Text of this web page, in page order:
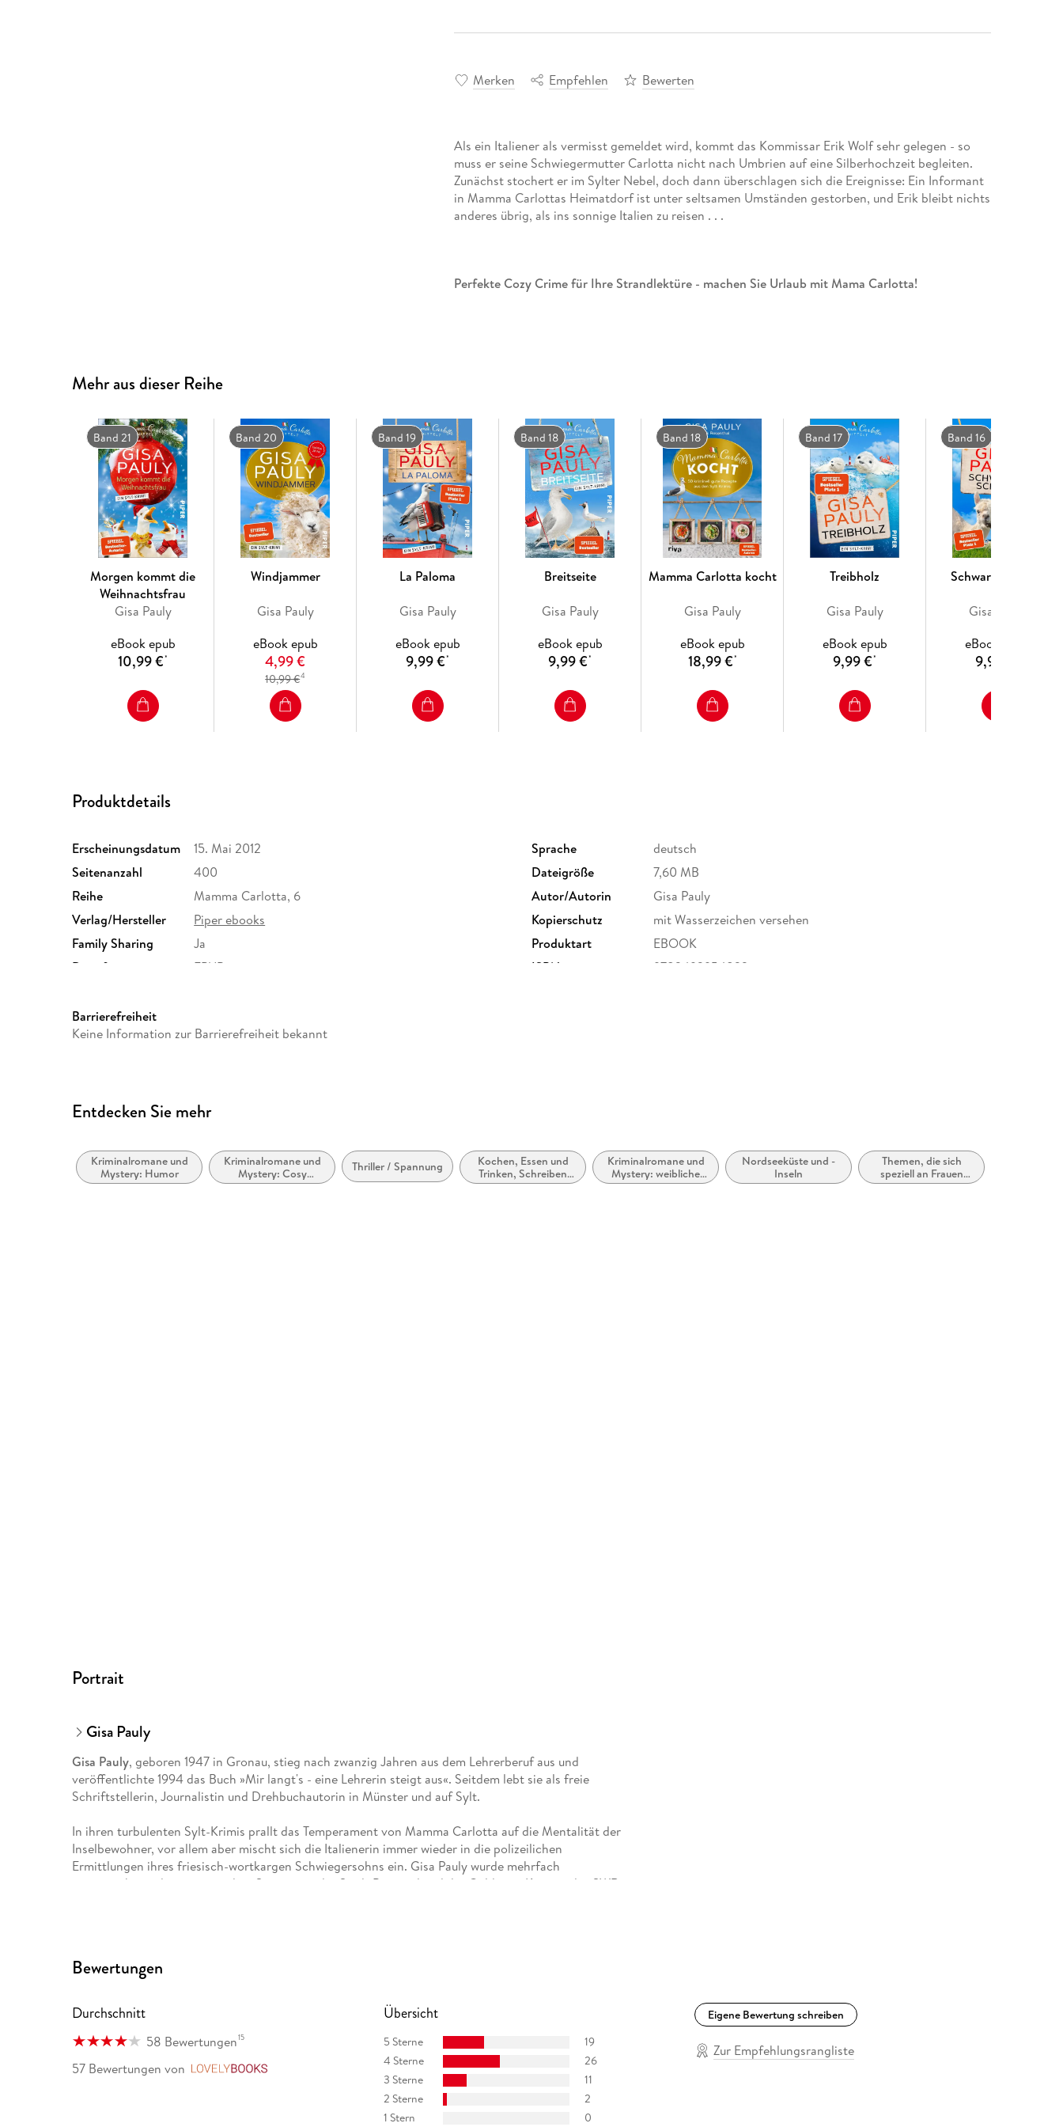
Merken Empfehlen Bewerten
Als ein Italiener als vermisst gemeldet wird, kommt das Kommissar Erik Wolf sehr gelegen - so
muss er seine Schwiegermutter Carlotta nicht nach Umbrien auf eine Silberhochzeit begleiten.
Zunächst stochert er im Sylter Nebel, doch dann überschlagen sich die Ereignisse: Ein Informant
in Mamma Carlottas Heimatdorf ist unter seltsamen Umständen gestorben, und Erik bleibt nichts
anderes übrig, als ins sonnige Italien zu reisen . . .
Perfekte Cozy Crime für Ihre Strandlektüre - machen Sie Urlaub mit Mama Carlotta!
Mehr aus dieser Reihe
Band 21
Morgen kommt die
Weihnachtsfrau
Gisa Pauly
eBook epub
10,99 €*
Band 20
Windjammer
Gisa Pauly
eBook epub
4,99 €
10,99 €4
Band 19
La Paloma
Gisa Pauly
eBook epub
9,99 €*
Band 18
Breitseite
Gisa Pauly
eBook epub
9,99 €*
Band 18
Mamma Carlotta kocht
Gisa Pauly
eBook epub
18,99 €*
Band 17
Treibholz
Gisa Pauly
eBook epub
9,99 €*
Band 16
Schwarze Schafe
Gisa Pauly
eBook epub
9,99 €
Produktdetails
Erscheinungsdatum 15. Mai 2012 Sprache
deutsch
Seitenanzahl
400 Dateigröße
7,60 MB
Reihe
Mamma Carlotta, 6 Autor/Autorin
Gisa Pauly
Verlag/Hersteller
Piper ebooks Kopierschutz
mit Wasserzeichen versehen
Family Sharing
Ja Produktart
EBOOK
Dateiformat
EPUB ISBN 9783492954822
Barrierefreiheit
Keine Information zur Barrierefreiheit bekannt
Entdecken Sie mehr
Kriminalromane und
Mystery: Humor
Kriminalromane und
Mystery: Cosy
Mystery
Thriller / Spannung
Kochen, Essen und
Trinken, Schreiben
über Lebensmittel
Kriminalromane und
Mystery: weibliche
Ermittler
Nordseeküste und -
Inseln
Themen, die sich
speziell an Frauen
und/oder Mädchen
Portrait
Gisa Pauly
Gisa Pauly, geboren 1947 in Gronau, stieg nach zwanzig Jahren aus dem Lehrerberuf aus und
veröffentlichte 1994 das Buch »Mir langt's - eine Lehrerin steigt aus«. Seitdem lebt sie als freie
Schriftstellerin, Journalistin und Drehbuchautorin in Münster und auf Sylt.
In ihren turbulenten Sylt-Krimis prallt das Temperament von Mamma Carlotta auf die Mentalität der
Inselbewohner, vor allem aber mischt sich die Italienerin immer wieder in die polizeilichen
Ermittlungen ihres friesisch-wortkargen Schwiegersohns ein. Gisa Pauly wurde mehrfach
ausgezeichnet, darunter mit dem Satirepreis der Stadt Boppard und der Goldenen Kamera des SWR
Bewertungen
Durchschnitt
58 Bewertungen15
57 Bewertungen von
Übersicht
5 Sterne
19
4 Sterne
26
3 Sterne
11
2 Sterne
2
1 Stern
0
Eigene Bewertung schreiben
Zur Empfehlungsrangliste